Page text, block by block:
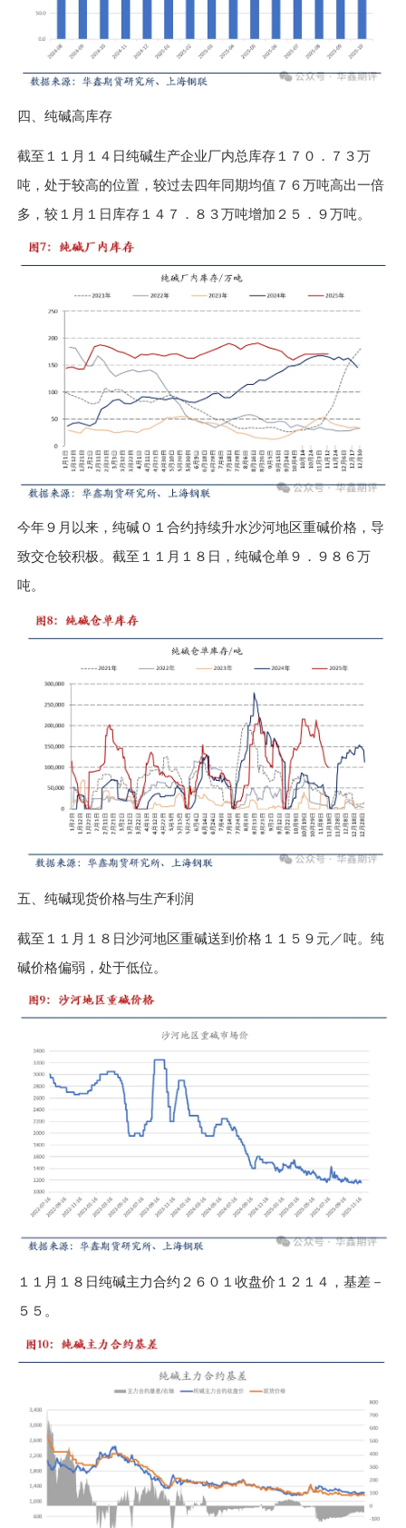
四、纯碱高库存
截至１１月１４日纯碱生产企业厂内总库存１７０．７３万
吨，处于较高的位置，较过去四年同期均值７６万吨高出一倍
多，较１月１日库存１４７．８３万吨增加２５．９万吨。
今年９月以来，纯碱０１合约持续升水沙河地区重碱价格，导
致交仓较积极。截至１１月１８日，纯碱仓单９．９８６万
吨。
五、纯碱现货价格与生产利润
截至１１月１８日沙河地区重碱送到价格１１５９元／吨。纯
碱价格偏弱，处于低位。
１１月１８日纯碱主力合约２６０１收盘价１２１４，基差－
５５。